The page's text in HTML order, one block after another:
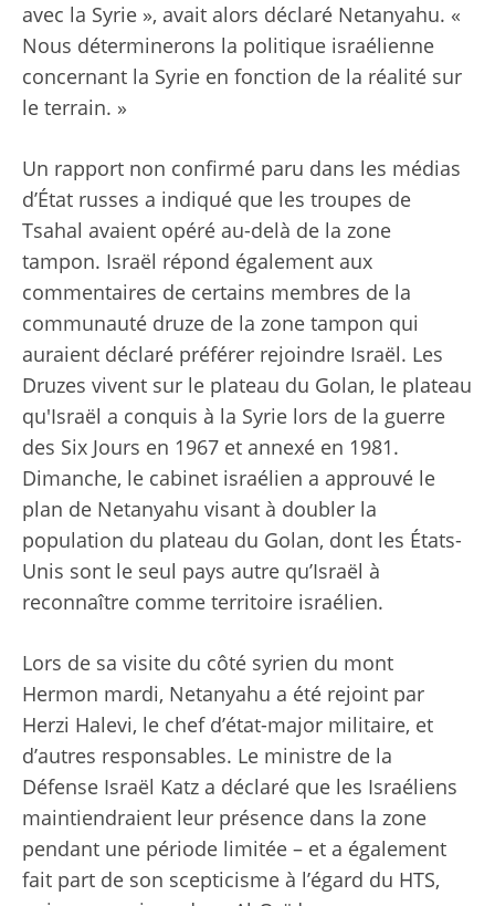
avec la Syrie », avait alors déclaré Netanyahu. «
Nous déterminerons la politique israélienne
concernant la Syrie en fonction de la réalité sur
le terrain. »
Un rapport non confirmé paru dans les médias
d’État russes a indiqué que les troupes de
Tsahal avaient opéré au-delà de la zone
tampon. Israël répond également aux
commentaires de certains membres de la
communauté druze de la zone tampon qui
auraient déclaré préférer rejoindre Israël. Les
Druzes vivent sur le plateau du Golan, le plateau
qu'Israël a conquis à la Syrie lors de la guerre
des Six Jours en 1967 et annexé en 1981.
Dimanche, le cabinet israélien a approuvé le
plan de Netanyahu visant à doubler la
population du plateau du Golan, dont les États-
Unis sont le seul pays autre qu’Israël à
reconnaître comme territoire israélien.
Lors de sa visite du côté syrien du mont
Hermon mardi, Netanyahu a été rejoint par
Herzi Halevi, le chef d’état-major militaire, et
d’autres responsables. Le ministre de la
Défense Israël Katz a déclaré que les Israéliens
maintiendraient leur présence dans la zone
pendant une période limitée – et a également
fait part de son scepticisme à l’égard du HTS,